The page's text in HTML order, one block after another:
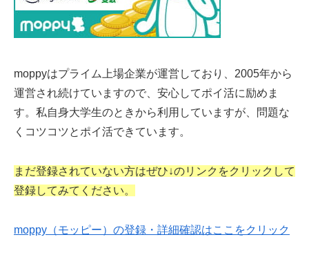
moppyはプライム上場企業が運営しており、2005年から
運営され続けていますので、安心してポイ活に励めま
す。私自身大学生のときから利用していますが、問題な
くコツコツとポイ活できています。
まだ登録されていない方はぜひ↓のリンクをクリックして
登録してみてください。
moppy（モッピー）の登録・詳細確認はここをクリック